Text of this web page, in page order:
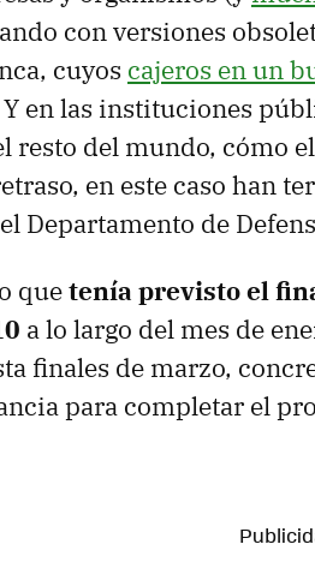
con versiones
cuyos cajeros en un
en las instituciones
resto del mundo, cómo
en este caso han
Departamento de
quetenía previsto el
a lo largo del mes de
finales de marzo,
para completar el